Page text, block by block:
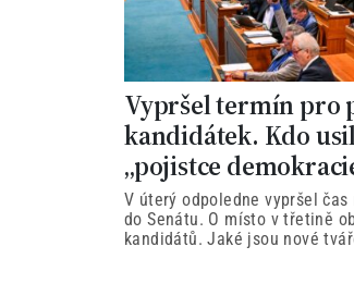
Vypršel termín pro
kandidátek. Kdo
„pojistce
V úterý odpoledne vypršel
do Senátu. O místo v třetině
kandidátů. Jaké jsou nové